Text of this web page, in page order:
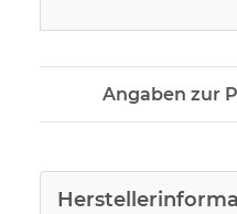
Angaben zur